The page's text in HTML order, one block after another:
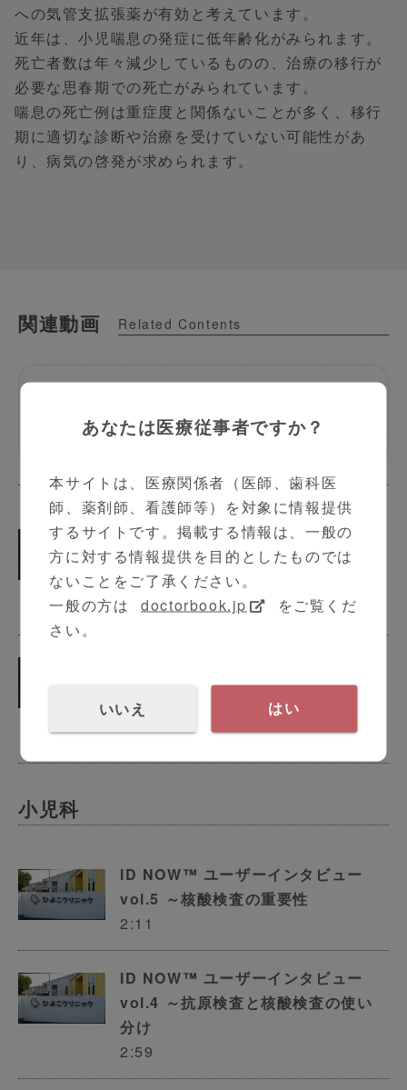
への気管支拡張薬が有効と考えています。
近年は、小児喘息の発症に低年齢化がみられます。
死亡者数は年々減少しているものの、治療の移行が
必要な思春期での死亡がみられています。
喘息の死亡例は重症度と関係ないことが多く、移行
期に適切な診断や治療を受けていない可能性があ
り、病気の啓発が求められます。
関連動画 Related Contents
元にした私の診療
小児気管支喘息ガイドラインを元に
した私の診療 part2 「小児気管支喘
息の重症度分類と薬の選択」
14:13
した私の診療 part3 「小児喘息の移
行期医療と喘息デーの啓蒙活動」
15:51
小児科
ID NOW™ ユーザーインタビュー
vol.5 ～核酸検査の重要性
2:11
ID NOW™ ユーザーインタビュー
vol.4 ～抗原検査と核酸検査の使い
分け
2:59
あなたは医療従事者ですか？
本サイトは、医療関係者（医師、歯科医
師、薬剤師、看護師等）を対象に情報提供
するサイトです。掲載する情報は、一般の
方に対する情報提供を目的としたものでは
ないことをご了承ください。
一般の方は
doctorbook.jp
をご覧くだ
さい。
いいえ はい